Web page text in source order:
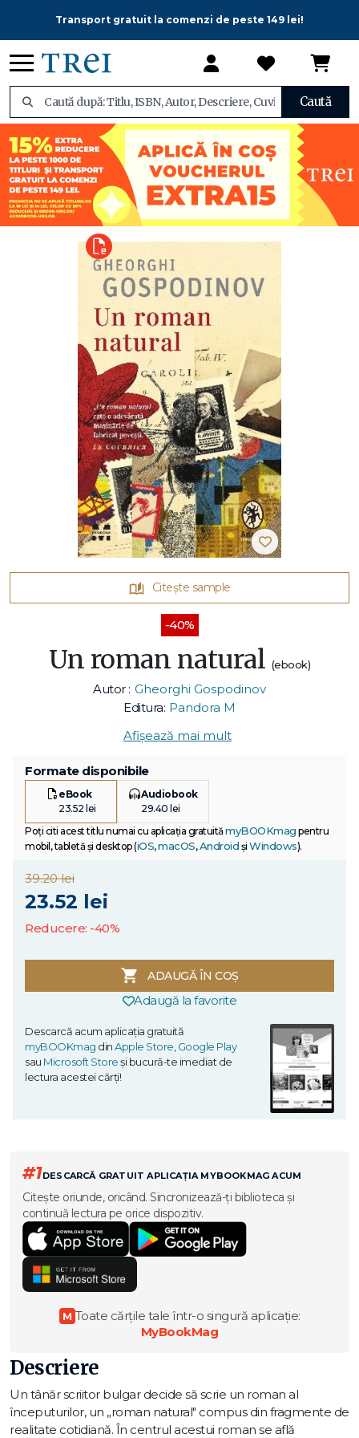
Transport gratuit la comenzi de peste 149 lei!
Caută
Citește sample
-40%
Un roman natural (ebook)
Autor : Gheorghi Gospodinov
Editura: Pandora M
Afișează mai mult
Formate disponibile
eBook
23.52 lei
Audiobook
29.40 lei
Poți citi acest titlu numai cu aplicația gratuitămyBOOKmag pentru
mobil, tabletă și desktop (iOS,macOS,Android și Windows).
39.20 lei
23.52 lei
Reducere: -40%
ADAUGĂ ÎN COȘ
Adaugă la favorite
Descarcă acum aplicația gratuită
myBOOKmag dinApple Store,Google Play
sau Microsoft Storeși bucură-te imediat de
lectura acestei cărți!
#1DESCARCĂ GRATUIT APLICAȚIA MYBOOKMAG ACUM
Citește oriunde, oricând. Sincronizează-ți biblioteca și
continuă lectura pe orice dispozitiv.
M Toate cărțile tale într-o singură aplicație:
MyBookMag
Descriere
Un tânăr scriitor bulgar decide să scrie un roman al
începuturilor, un „roman natural" compus din fragmente de
realitate cotidiană. În centrul acestui roman se află